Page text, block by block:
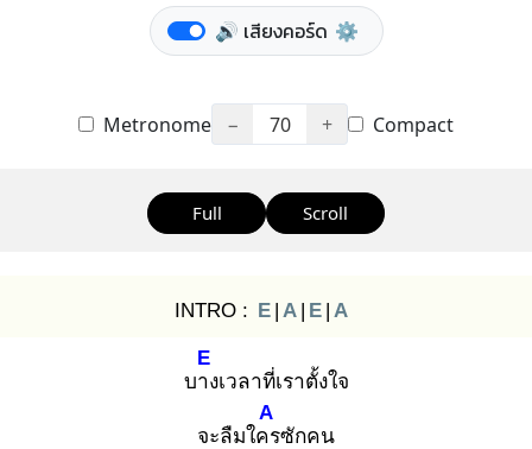
🔊 เสียงคอร์ด ⚙️
Metronome − 70 + Compact
Full Scroll
INTRO : E | A | E | A
บาง
E
เวลาที่เราตั้งใจ
จะลืมใคร
A
ซักคน